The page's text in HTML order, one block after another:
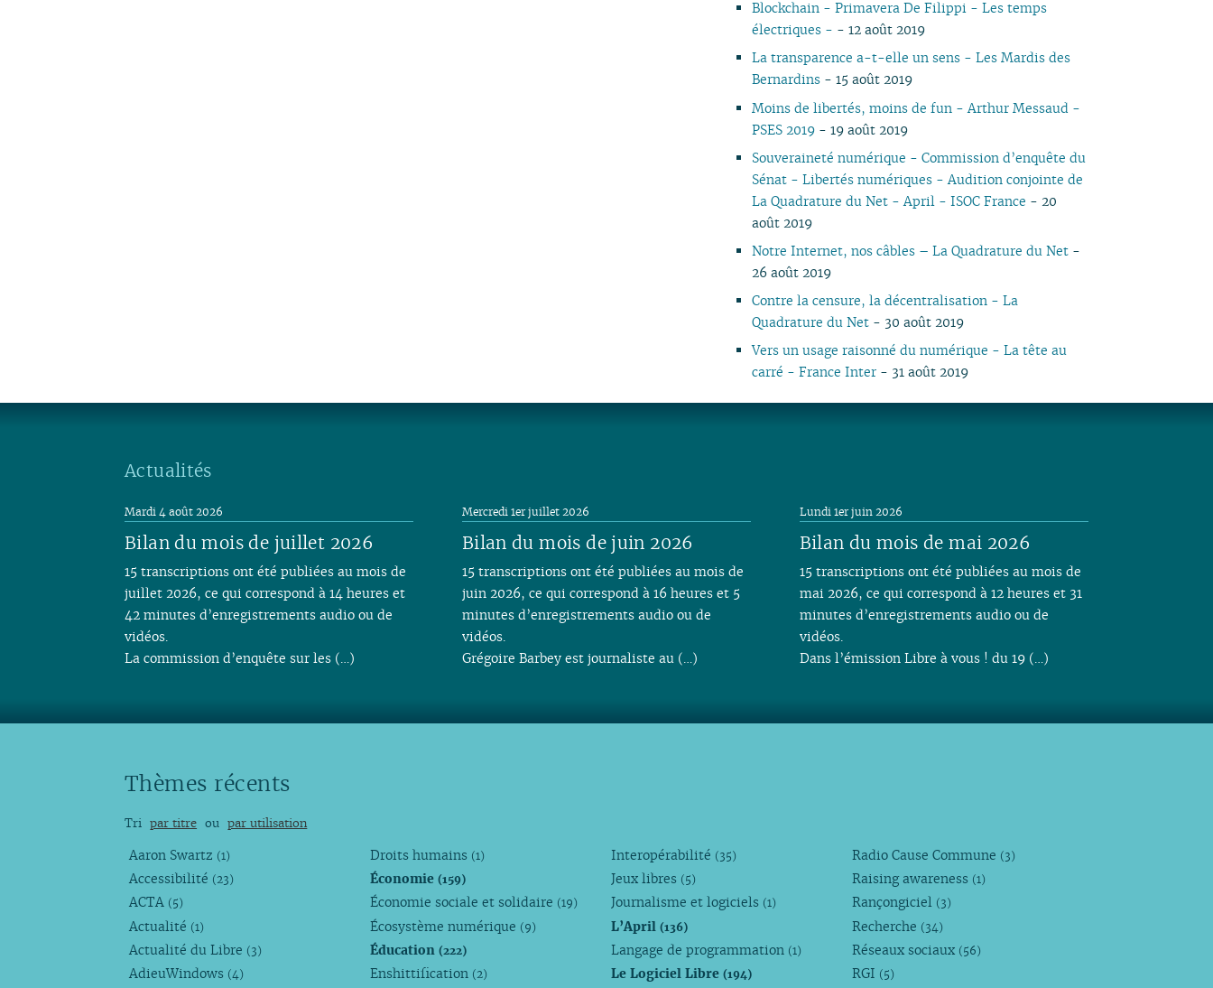
01
01
01
03
01
01
03
01
02
03
02
01
03
02
01
03
02
02
03
03
01
Blockchain - Primavera De Filippi - Les temps
électriques - - 12 août 2019
La transparence a-t-elle un sens - Les Mardis des
Bernardins - 15 août 2019
Moins de libertés, moins de fun - Arthur Messaud -
PSES 2019 - 19 août 2019
Souveraineté numérique - Commission d’enquête du
Sénat - Libertés numériques - Audition conjointe de
La Quadrature du Net - April - ISOC France - 20
août 2019
Notre Internet, nos câbles – La Quadrature du Net -
26 août 2019
Contre la censure, la décentralisation - La
Quadrature du Net - 30 août 2019
Vers un usage raisonné du numérique - La tête au
carré - France Inter - 31 août 2019
Actualités
Bilan du mois de juillet 2026
Mardi 4 août 2026
15 transcriptions ont été publiées au mois de
juillet 2026, ce qui correspond à 14 heures et
42 minutes d’enregistrements audio ou de
vidéos.
La commission d’enquête sur les (…)
Bilan du mois de juin 2026
Mercredi 1er juillet 2026
15 transcriptions ont été publiées au mois de
juin 2026, ce qui correspond à 16 heures et 5
minutes d’enregistrements audio ou de
vidéos.
Grégoire Barbey est journaliste au (…)
Bilan du mois de mai 2026
Lundi 1er juin 2026
15 transcriptions ont été publiées au mois de
mai 2026, ce qui correspond à 12 heures et 31
minutes d’enregistrements audio ou de
vidéos.
Dans l’émission Libre à vous ! du 19 (…)
Thèmes récents
Tri par titre ou par utilisation
Aaron Swartz (1)
Accessibilité (23)
ACTA (5)
Actualité (1)
Actualité du Libre (3)
AdieuWindows (4)
Droits humains (1)
Économie(159)
Économie sociale et solidaire (19)
Écosystème numérique (9)
Éducation(222)
Enshittification (2)
Interopérabilité (35)
Jeux libres (5)
Journalisme et logiciels (1)
L’April(136)
Langage de programmation (1)
Le Logiciel Libre(194)
Radio Cause Commune (3)
Raising awareness (1)
Rançongiciel (3)
Recherche (34)
Réseaux sociaux (56)
RGI (5)